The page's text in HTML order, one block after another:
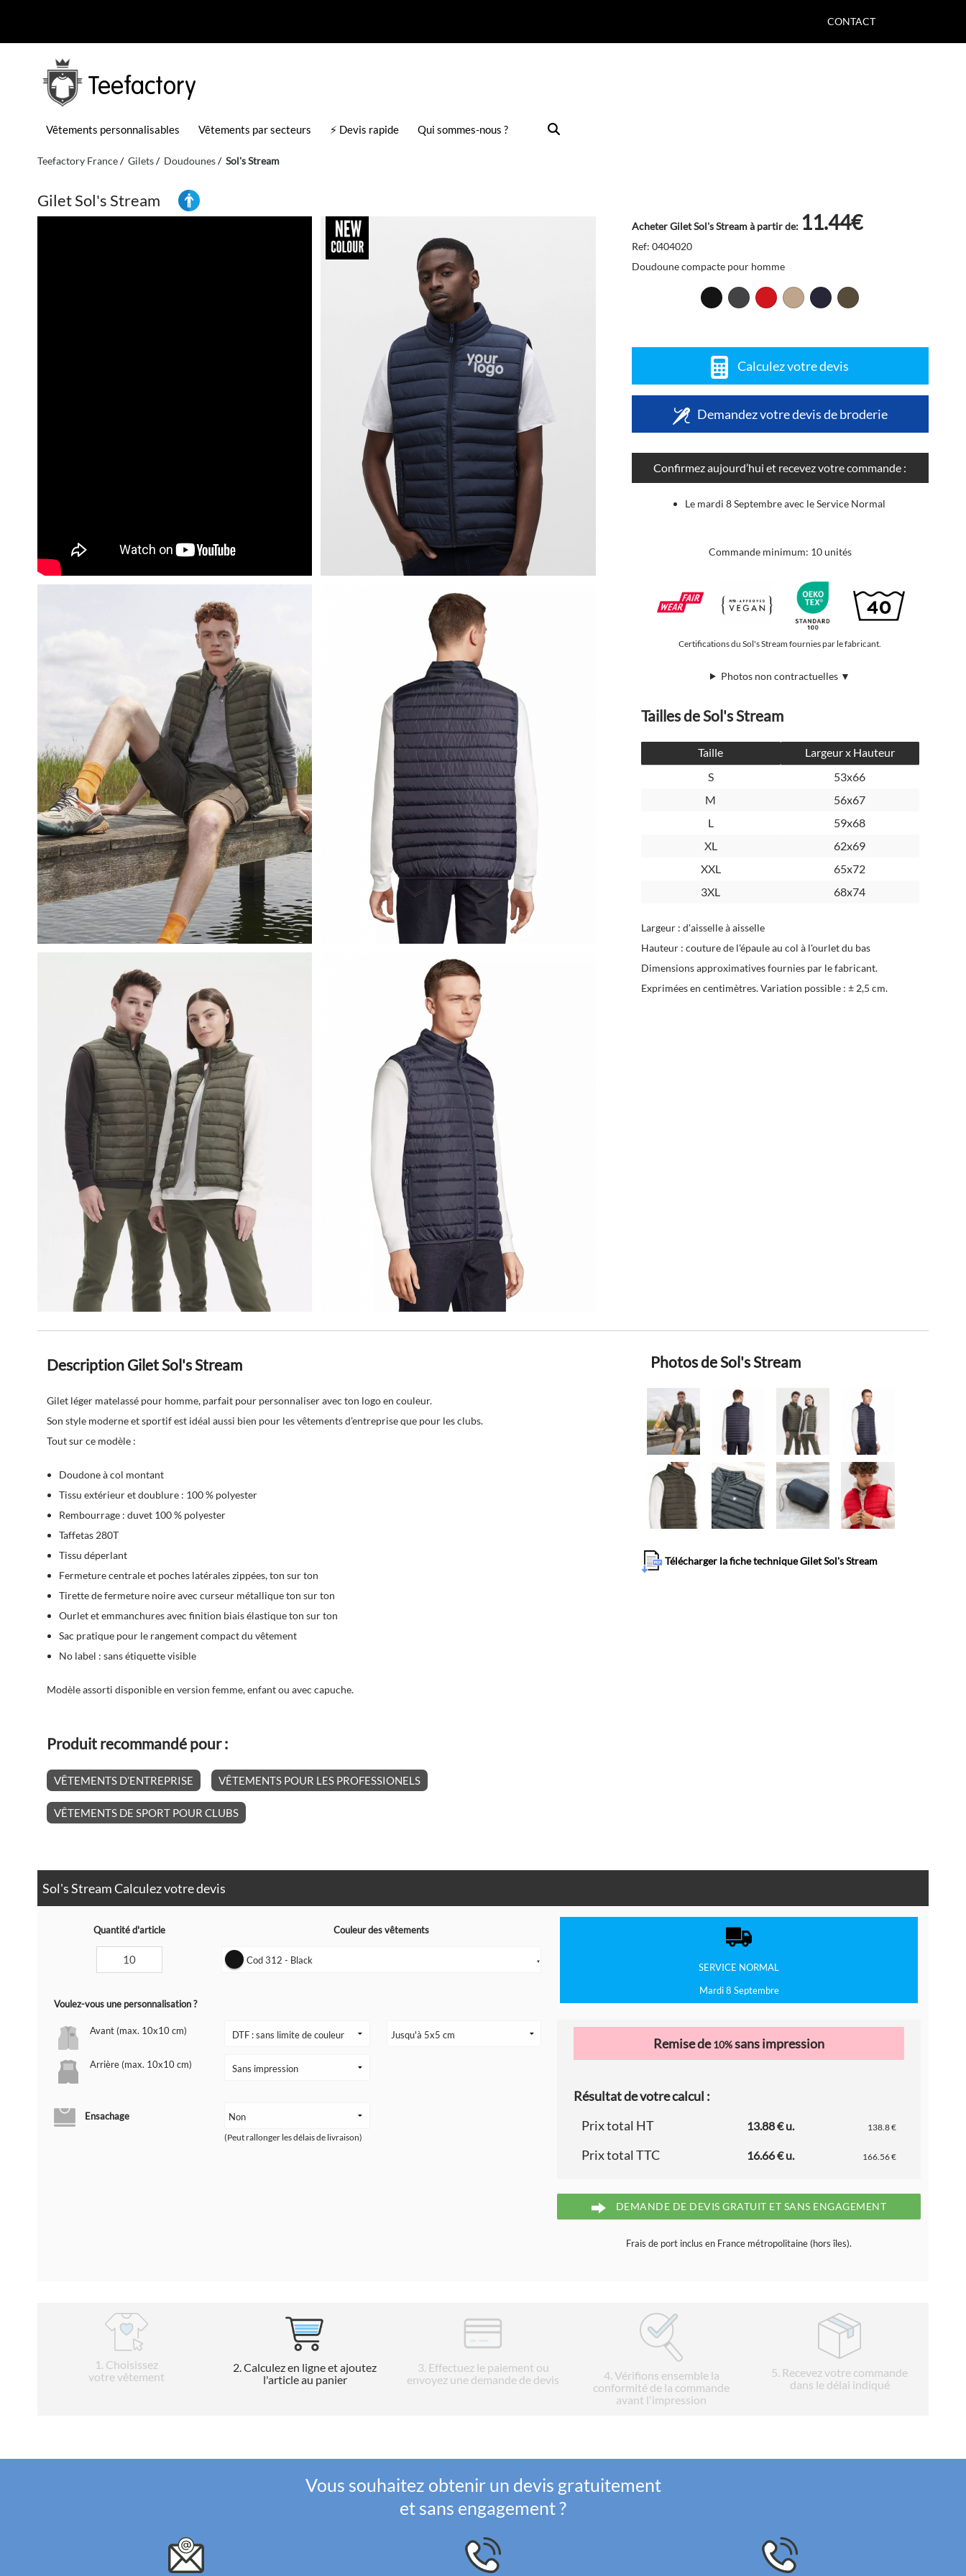
CONTACT
Teefactory
Vêtements personnalisables Vêtements par secteurs ⚡ Devis rapide Qui sommes-nous ?
Teefactory France Gilets Doudounes Sol's Stream
Gilet Sol's Stream
Acheter Gilet Sol's Stream à partir de: 11.44€
Ref: 0404020
Doudoune compacte pour homme
Calculez votre devis
Demandez votre devis de broderie
Confirmez aujourd’hui et recevez votre commande :
Le mardi 8 Septembre avec le Service Normal
Commande minimum: 10 unités
Certifications du Sol's Stream fournies par le fabricant.
Photos non contractuelles ▼
Tailles de Sol's Stream
Taille
Largeur x Hauteur
S
53x66
M
56x67
L
59x68
XL
62x69
XXL
65x72
3XL
68x74
Largeur : d'aisselle à aisselle
Hauteur : couture de l'épaule au col à l'ourlet du bas
Dimensions approximatives fournies par le fabricant.
Exprimées en centimètres. Variation possible : ± 2,5 cm.
Description Gilet Sol's Stream
Gilet léger matelassé pour homme, parfait pour personnaliser avec ton logo en couleur.
Son style moderne et sportif est idéal aussi bien pour les vêtements d’entreprise que pour les clubs.
Tout sur ce modèle :
Doudone à col montant
Tissu extérieur et doublure : 100 % polyester
Rembourrage : duvet 100 % polyester
Taffetas 280T
Tissu déperlant
Fermeture centrale et poches latérales zippées, ton sur ton
Tirette de fermeture noire avec curseur métallique ton sur ton
Ourlet et emmanchures avec finition biais élastique ton sur ton
Sac pratique pour le rangement compact du vêtement
No label : sans étiquette visible
Modèle assorti disponible en version femme, enfant ou avec capuche.
Produit recommandé pour :
VÊTEMENTS D’ENTREPRISE VÊTEMENTS POUR LES PROFESSIONELS
VÊTEMENTS DE SPORT POUR CLUBS
Photos de Sol's Stream
Télécharger la fiche technique Gilet Sol's Stream
Sol's Stream Calculez votre devis
Quantité d'article Couleur des vêtements
Cod 312 - Black ▼
Voulez-vous une personnalisation ?
Avant (max. 10x10 cm)
Arrière (max. 10x10 cm)
Ensachage
(Peut rallonger les délais de livraison)
SERVICE NORMAL
Mardi 8 Septembre
Remise de10%sans impression
Résultat de votre calcul :
Prix total HT
13.88 € u. 138.8 €
Prix total TTC 16.66 € u. 166.56 €
DEMANDE DE DEVIS GRATUIT ET SANS ENGAGEMENT
Frais de port inclus en France métropolitaine (hors îles).
1 . Choisissez
votre vêtement
2. Calculez en ligne et ajoutez
l'article au panier
3. Effectuez le paiement ou
envoyez une demande de devis
4. Vérifions ensemble la
conformité de la commande
avant l'impression
5. Recevez votre commande
dans le délai indiqué
Vous souhaitez obtenir un devis gratuitement
et sans engagement ?